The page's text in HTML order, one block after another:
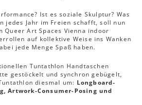
Ist es soziale Skulptur? Was
jedes Jahr im Freien schafft, soll nun
Queer Art Spaces Vienna indoor
auf kollektive Weise ins Wanken
jede Menge Spaß haben.
Tuntathlon Handtaschen
gestöckelt und synchron gebügelt,
diesmal um: Longboard-
Artwork-Consumer-Posing und